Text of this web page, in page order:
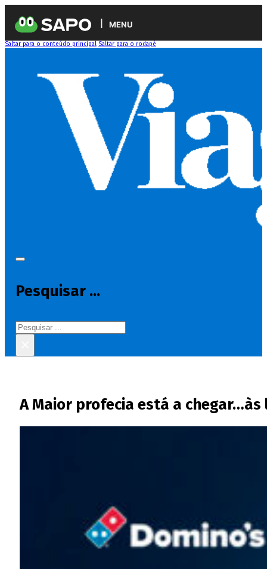
MENU
Saltar para o conteúdo principal Saltar para o rodapé
Pesquisar ...
Pesquisar
A Maior profecia está a chegar…às